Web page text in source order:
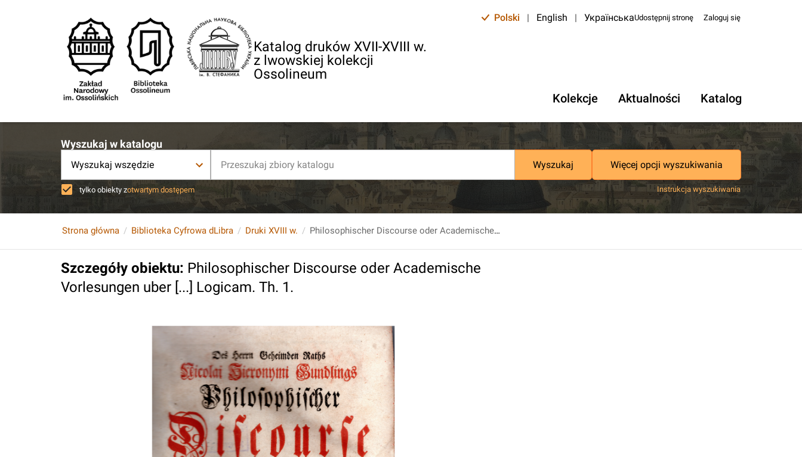
Katalog druków XVII-XVIII w.
z lwowskiej kolekcji
Ossolineum
Polski | English | УкраїнськаUdostępnij stronę Zaloguj się
Kolekcje Aktualności Katalog
Wyszukaj w katalogu
Wyszukaj wszędzie Wyszukaj Więcej opcji wyszukiwania
tylko obiekty zotwartym dostępem Instrukcja wyszukiwania
Strona główna Biblioteka Cyfrowa dLibra Druki XVIII w. Philosophischer Discourse oder Academische Vorlesungen uber [...] Logicam. Th. 1.
Szczegóły obiektu: Philosophischer Discourse oder Academische
Vorlesungen uber [...] Logicam. Th. 1.